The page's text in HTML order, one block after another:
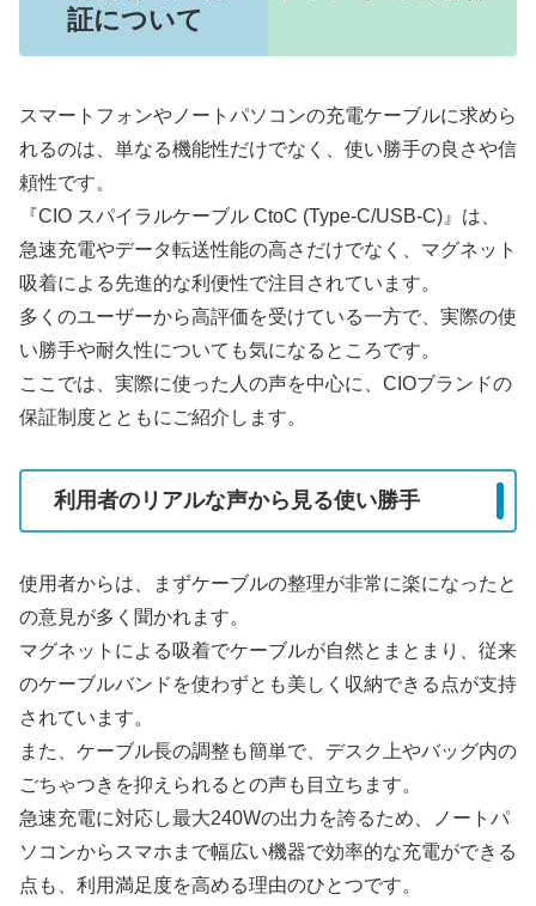
証について
スマートフォンやノートパソコンの充電ケーブルに求めら
れるのは、単なる機能性だけでなく、使い勝手の良さや信
頼性です。
『CIO スパイラルケーブル CtoC (Type-C/USB-C)』は、
急速充電やデータ転送性能の高さだけでなく、マグネット
吸着による先進的な利便性で注目されています。
多くのユーザーから高評価を受けている一方で、実際の使
い勝手や耐久性についても気になるところです。
ここでは、実際に使った人の声を中心に、CIOブランドの
保証制度とともにご紹介します。
利用者のリアルな声から見る使い勝手
使用者からは、まずケーブルの整理が非常に楽になったと
の意見が多く聞かれます。
マグネットによる吸着でケーブルが自然とまとまり、従来
のケーブルバンドを使わずとも美しく収納できる点が支持
されています。
また、ケーブル長の調整も簡単で、デスク上やバッグ内の
ごちゃつきを抑えられるとの声も目立ちます。
急速充電に対応し最大240Wの出力を誇るため、ノートパ
ソコンからスマホまで幅広い機器で効率的な充電ができる
点も、利用満足度を高める理由のひとつです。